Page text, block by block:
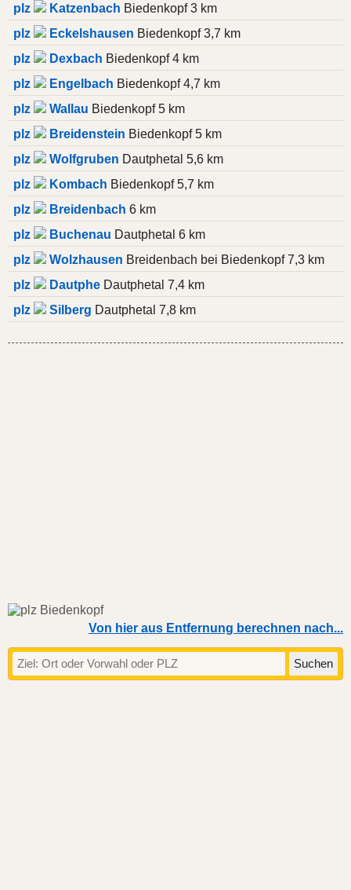
plz
Katzenbach Biedenkopf 3 km
plz
Eckelshausen Biedenkopf 3,7 km
plz
Dexbach Biedenkopf 4 km
plz
Engelbach Biedenkopf 4,7 km
plz
Wallau Biedenkopf 5 km
plz
Breidenstein Biedenkopf 5 km
plz
Wolfgruben Dautphetal 5,6 km
plz
Kombach Biedenkopf 5,7 km
plz
Breidenbach 6 km
plz
Buchenau Dautphetal 6 km
plz
Wolzhausen Breidenbach bei Biedenkopf 7,3 km
plz
Dautphe Dautphetal 7,4 km
plz
Silberg Dautphetal 7,8 km
Von hier aus Entfernung berechnen nach...